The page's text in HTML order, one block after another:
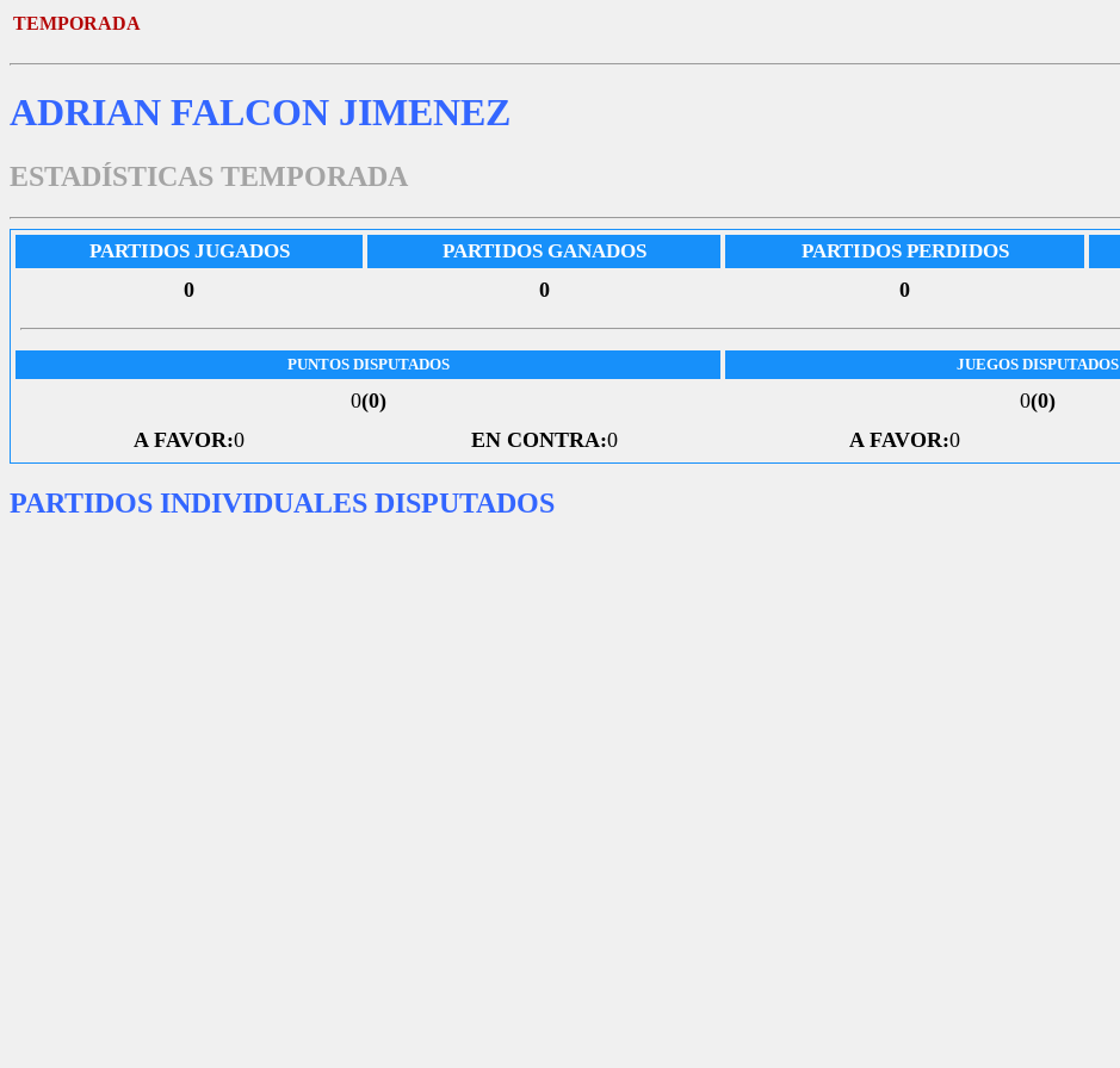
TEMPORADA
ADRIAN FALCON JIMENEZ
ESTADÍSTICAS TEMPORADA
PARTIDOS JUGADOS PARTIDOS GANADOS PARTIDOS PERDIDOS
0 0 0
PUNTOS DISPUTADOS JUEGOS DISPUTADOS
0(0) 0(0)
A FAVOR:0 EN CONTRA:0 A FAVOR:0
PARTIDOS INDIVIDUALES DISPUTADOS